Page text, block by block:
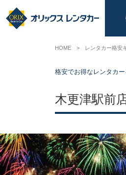
格安でお得なレンタカ
木更津駅前
HOME レンタカー格安